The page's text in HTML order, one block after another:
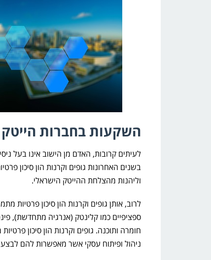
השקעות בחברות הייטק
לעיתים קרובות, האדם מן הישוב אינו בעל
בשנים האחרונות גופים וקרנות הון סיכון
וליהנות מהצלחת ההייטק הישראלי.
לרוב, אותן גופים וקרנות הון סיכון פרטיות
חומרה ותוכנה. גופים וקרנות הון סיכון
ניהול ופיתוח עסקי אשר מאפשרות להם